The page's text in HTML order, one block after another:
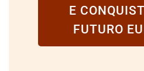
E
FUTURO